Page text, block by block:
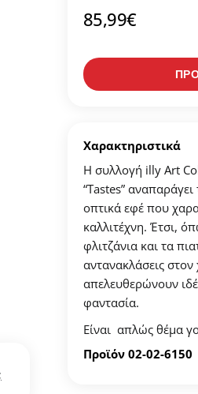
85,99€
Χαρακτηριστικά
Η συλλογή illy Art
“Tastes” αναπαράγει
οπτικά εφέ που
καλλιτέχνη. Έτσι,
φλιτζάνια και τα
αντανακλάσεις
απελευθερώνουν
φαντασία.
Είναι απλώς θέμα
Προϊόν 02-02-6150
τα Αγαπημένα σας
αποθηκεύστε την δική σας λίστα
κουμπί "Προσθήκη στα Αγαπημένα".
σας.